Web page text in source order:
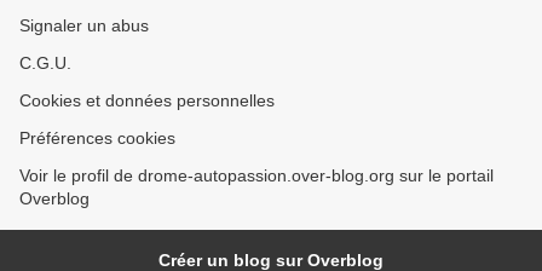
Signaler un abus
C.G.U.
Cookies et données personnelles
Préférences cookies
Voir le profil de drome-autopassion.over-blog.org sur le portail
Overblog
Créer un blog sur Overblog